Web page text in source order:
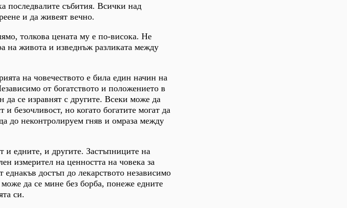
последвалите събития. Всички над
и да живеят вечно.
толкова цената му е по-висока. Не
на живота и изведнъж разликата между
на човечеството е била един начин на
от богатството и положението в
да се изравнят с другите. Всеки може да
и безочливост, но когато богатите могат да
до неконтролируем гняв и омраза между
и едните, и другите. Застъпниците на
измерител на ценността на човека за
достъп до лекарството независимо
да се мине без борба, понеже едните
си.